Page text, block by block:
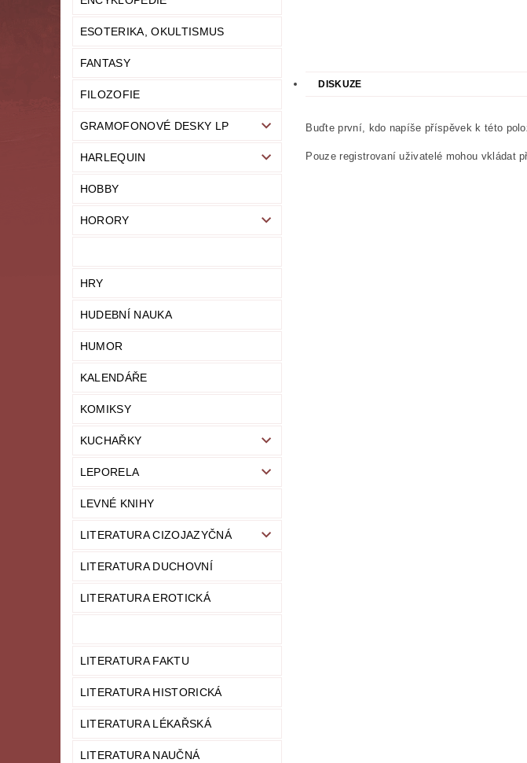
ESOTERIKA, OKULTISMUS
FANTASY
FILOZOFIE
GRAMOFONOVÉ DESKY LP
HARLEQUIN
HOBBY
HORORY
HRY
HUDEBNÍ NAUKA
HUMOR
KALENDÁŘE
KOMIKSY
KUCHAŘKY
LEPORELA
LEVNÉ KNIHY
LITERATURA CIZOJAZYČNÁ
LITERATURA DUCHOVNÍ
LITERATURA EROTICKÁ
LITERATURA FAKTU
LITERATURA HISTORICKÁ
LITERATURA LÉKAŘSKÁ
LITERATURA NAUČNÁ
DISKUZE
Buďte první, kdo napíše příspěvek k této
Pouze registrovaní uživatelé mohou vkládat